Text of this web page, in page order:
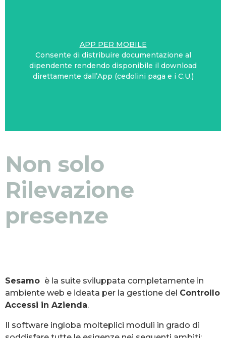
APP PER MOBILE
Consente di distribuire documentazione al
dipendente rendendo disponibile il download
direttamente dall’App (cedolini paga e i C.U.)
ND24 INFOPAY e DOCUMENTS
Non solo
Rilevazione
presenze
Sesamo è la suite sviluppata completamente in
ambiente web e ideata per la gestione del Controllo
Accessi in Azienda.
Il software ingloba molteplici moduli in grado di